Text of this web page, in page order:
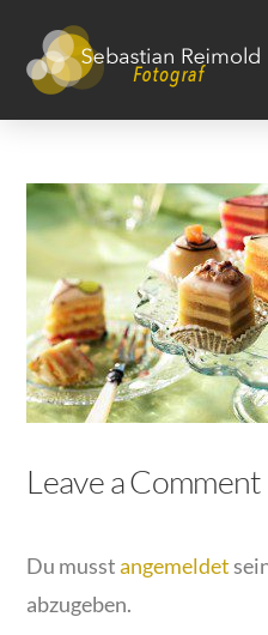
Leave a Comment
Du musstangemeldet
abzugeben.